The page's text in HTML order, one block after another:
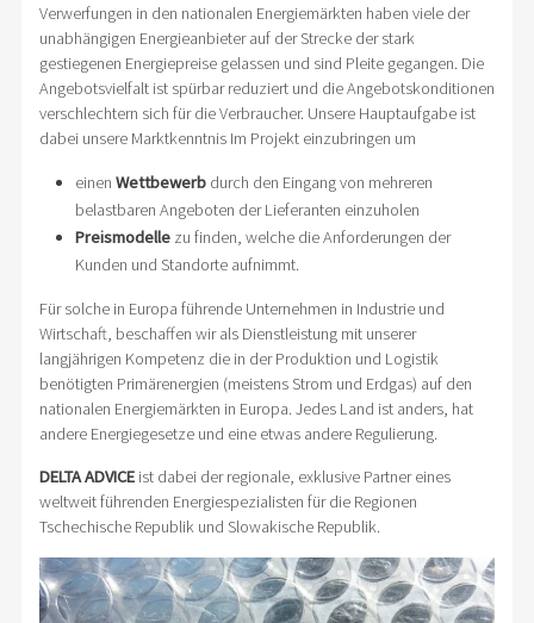
Verwerfungen in den nationalen Energiemärkten haben viele der
unabhängigen Energieanbieter auf der Strecke der stark
gestiegenen Energiepreise gelassen und sind Pleite gegangen. Die
Angebotsvielfalt ist spürbar reduziert und die Angebotskonditionen
verschlechtern sich für die Verbraucher. Unsere Hauptaufgabe ist
dabei unsere Marktkenntnis Im Projekt einzubringen um
einen Wettbewerbdurch den Eingang von mehreren
belastbaren Angeboten der Lieferanten einzuholen
Preismodellezu finden, welche die Anforderungen der
Kunden und Standorte aufnimmt.
Für solche in Europa führende Unternehmen in Industrie und
Wirtschaft, beschaffen wir als Dienstleistung mit unserer
langjährigen Kompetenz die in der Produktion und Logistik
benötigten Primärenergien (meistens Strom und Erdgas) auf den
nationalen Energiemärkten in Europa. Jedes Land ist anders, hat
andere Energiegesetze und eine etwas andere Regulierung.
DELTA ADVICEist dabei der regionale, exklusive Partner eines
weltweit führenden Energiespezialisten für die Regionen
Tschechische Republik und Slowakische Republik.